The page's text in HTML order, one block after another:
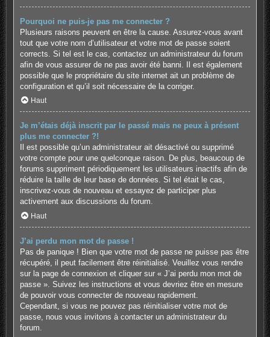
Pourquoi ne puis-je pas me connecter ?
Plusieurs raisons peuvent en être la cause. Assurez-vous avant
tout que votre nom d’utilisateur et votre mot de passe soient
corrects. Si tel est le cas, contactez un administrateur du forum
afin de vous assurer de ne pas avoir été banni. Il est également
possible que le propriétaire du site internet ait un problème de
configuration et qu’il soit nécessaire de la corriger.
Haut
Je m’étais déjà inscrit par le passé mais ne peux à présent
plus me connecter ?!
Il est possible qu’un administrateur ait désactivé ou supprimé
votre compte pour une quelconque raison. De plus, beaucoup de
forums suppriment périodiquement les utilisateurs inactifs afin de
réduire la taille de leur base de données. Si tel était le cas,
inscrivez-vous de nouveau et essayez de participer plus
activement aux discussions du forum.
Haut
J’ai perdu mon mot de passe !
Pas de panique ! Bien que votre mot de passe ne puisse pas être
récupéré, il peut facilement être réinitialisé. Veuillez vous rendre
sur la page de connexion et cliquer sur « J’ai perdu mon mot de
passe ». Suivez les instructions et vous devriez être en mesure
de pouvoir vous connecter de nouveau rapidement.
Cependant, si vous ne pouvez pas réinitialiser votre mot de
passe, nous vous invitons à contacter un administrateur du
forum.